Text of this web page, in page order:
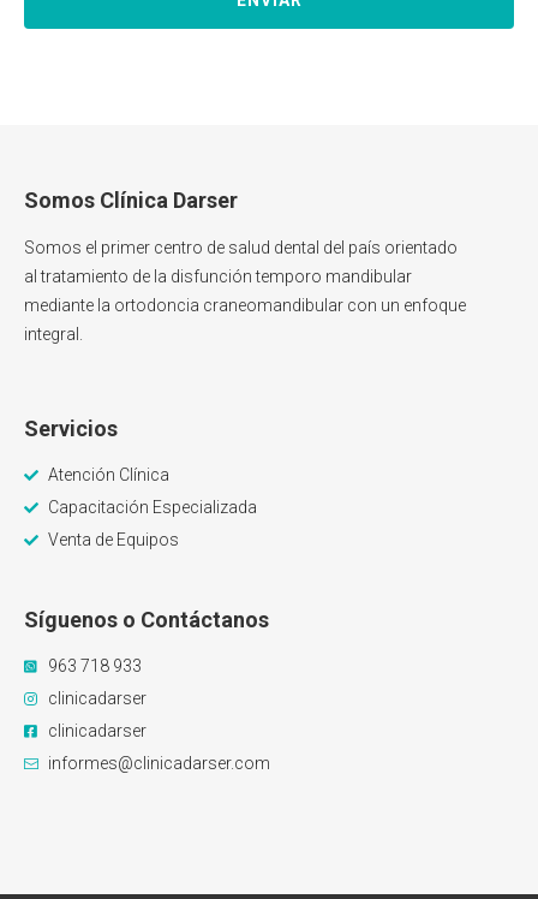
Somos Clínica Darser
Somos el primer centro de salud dental del país orientado
al tratamiento de la disfunción temporo mandibular
mediante la ortodoncia craneomandibular con un enfoque
integral.
Servicios
Atención Clínica
Capacitación Especializada
Venta de Equipos
Síguenos o Contáctanos
963 718 933
clinicadarser
clinicadarser
informes@clinicadarser.com